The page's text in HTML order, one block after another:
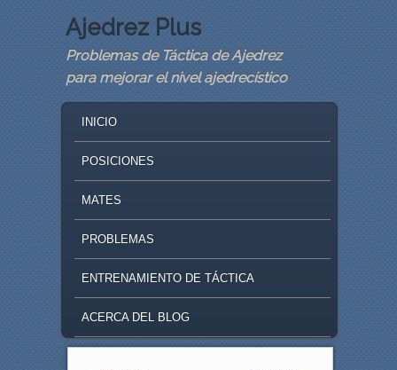
Ajedrez Plus
Problemas de Táctica de Ajedrez
para mejorar el nivel ajedrecístico
SKIP TO PRIMARY CONTENT
SKIP TO SECONDARY CONTENT
INICIO
POSICIONES
MATES
PROBLEMAS
ENTRENAMIENTO DE TÁCTICA
ACERCA DEL BLOG